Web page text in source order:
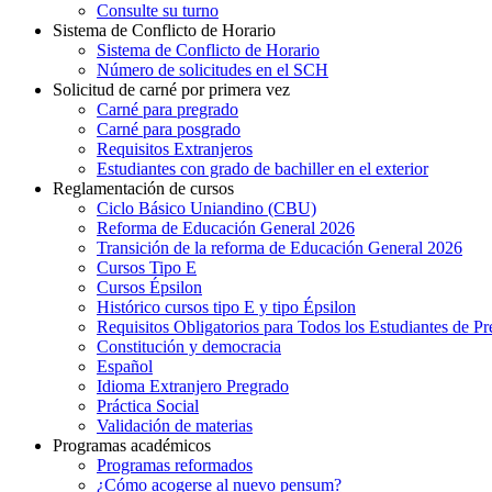
Consulte su turno
Sistema de Conflicto de Horario
Sistema de Conflicto de Horario
Número de solicitudes en el SCH
Solicitud de carné por primera vez
Carné para pregrado
Carné para posgrado
Requisitos Extranjeros
Estudiantes con grado de bachiller en el exterior
Reglamentación de cursos
Ciclo Básico Uniandino (CBU)
Reforma de Educación General 2026
Transición de la reforma de Educación General 2026
Cursos Tipo E
Cursos Épsilon
Histórico cursos tipo E y tipo Épsilon
Requisitos Obligatorios para Todos los Estudiantes de
Constitución y democracia
Español
Idioma Extranjero Pregrado
Práctica Social
Validación de materias
Programas académicos
Programas reformados
¿Cómo acogerse al nuevo pensum?